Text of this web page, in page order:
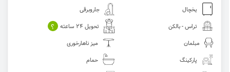
یخچال
جاروبرقی
تراس - بالکن
تحویل 24 ساعته ؟
مبلمان
میز ناهارخوری
پارکینگ
حمام